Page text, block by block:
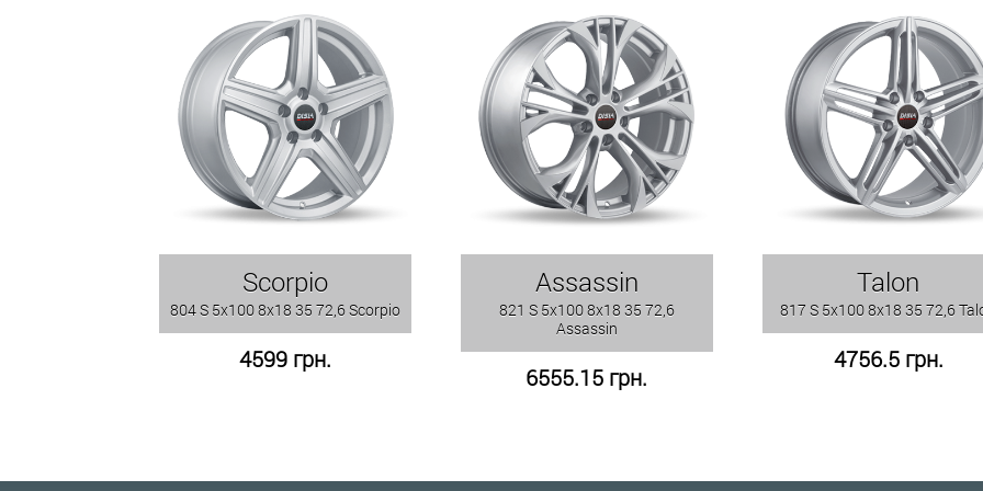
Scorpio
804 S 5x100 8x18 35 72,6 Scorpio
4599 грн.
Assassin
821 S 5x100 8x18 35 72,6
Assassin
6555.15 грн.
Talon
817 S 5x100 8x18 35 72,6
4756.5 грн.